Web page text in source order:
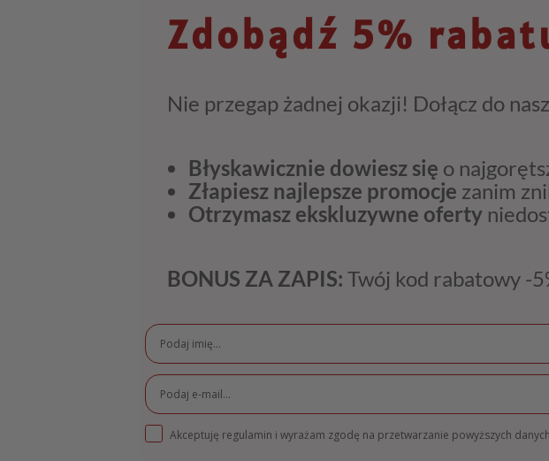
Zdobądź 5%
Nie przegap żadnej okazji! Dołącz do
Błyskawicznie dowiesz się o
Złapiesz najlepsze promocje zanim
Otrzymasz ekskluzywne oferty
BONUS ZA ZAPIS: Twój kod rabatowy -
Akceptuję regulamin i wyrażam zgodę na przetwarzanie powyższych